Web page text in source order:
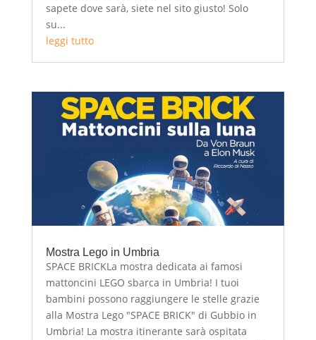
sapete dove sarà, siete nel sito giusto! Solo
su...
leggi tutto
Mostra Lego in Umbria
SPACE BRICKLa mostra dedicata ai famosi
mattoncini LEGO sbarca in Umbria! I tuoi
bambini possono raggiungere le stelle grazie
alla Mostra Lego "SPACE BRICK" di Gubbio in
Umbria! La mostra itinerante sarà ospitata